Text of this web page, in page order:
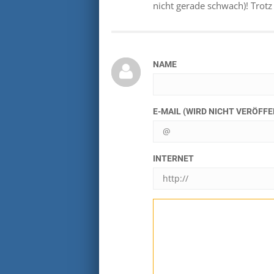
nicht gerade schwach)!
NAME
E-MAIL (WIRD NICHT
INTERNET